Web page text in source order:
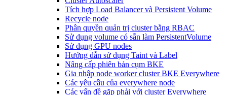
Tích hợp Load Balancer và Persistent Volume
Recycle node
Phân quyền quản trị cluster bằng RBAC
Sử dụng volume có sẵn làm PersistentVolume
Sử dụng GPU nodes
Hướng dẫn sử dụng Taint và Label
Nâng cấp phiên bản cụm BKE
Gia nhập node worker cluster BKE Everywhere
Các yêu cầu của everywhere node
Các vấn đề gặp phải với cluster Everywhere